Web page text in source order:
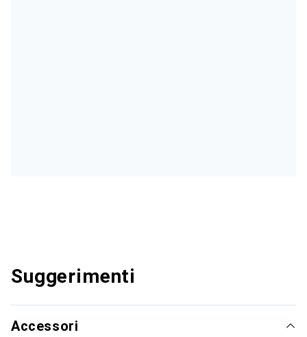
Suggerimenti
Accessori